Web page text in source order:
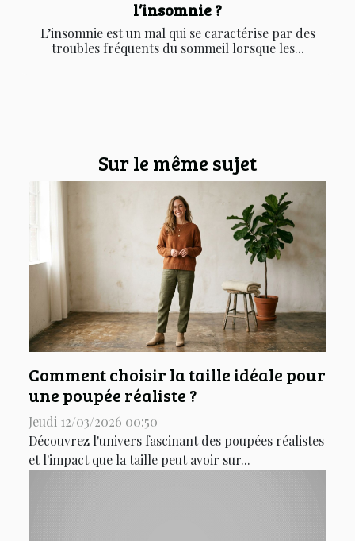
l’insomnie ?
L’insomnie est un mal qui se caractérise par des
troubles fréquents du sommeil lorsque les...
Sur le même sujet
Comment choisir la taille idéale pour
une poupée réaliste ?
Jeudi 12/03/2026 00:50
Découvrez l'univers fascinant des poupées réalistes
et l'impact que la taille peut avoir sur...